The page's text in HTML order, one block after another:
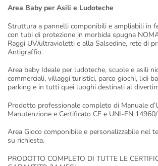
Area Baby per Asili e Ludoteche
Struttura a pannelli componibili e ampliabili in
con tubi di protezione in morbida spugna
Raggi UV/ultravioletti e alla Salsedine, rete di
Antigraffio.
Area baby Ideale per ludoteche, scuole e asili
commerciali, villaggi turistici, parco giochi, lidi
parking e in tutti quei luoghi destinati al
Prodotto professionale completo di Manuale
Manutenzione e Certificato CE e UNI-EN
Area Gioco componibile e personalizzabile nel
su richiesta.
PRODOTTO COMPLETO DI TUTTE LE